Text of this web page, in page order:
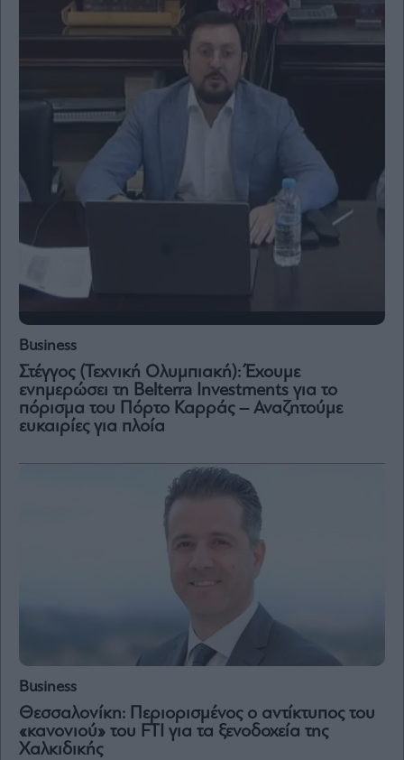
Business
Στέγγος (Τεχνική Ολυμπιακή): Έχουμε
ενημερώσει τη Belterra Investments για το
πόρισμα του Πόρτο Καρράς – Αναζητούμε
ευκαιρίες για πλοία
Business
Θεσσαλονίκη: Περιορισμένος ο αντίκτυπος του
«κανονιού» του FTI για τα ξενοδοχεία της
Χαλκιδικής